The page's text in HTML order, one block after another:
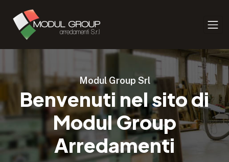
Modul Group Srl
Benvenuti nel sito di
Modul Group
Arredamenti